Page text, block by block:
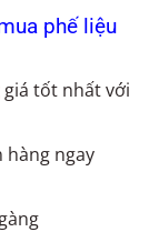
phế liệu
giá tốt nhất với
hàng ngay